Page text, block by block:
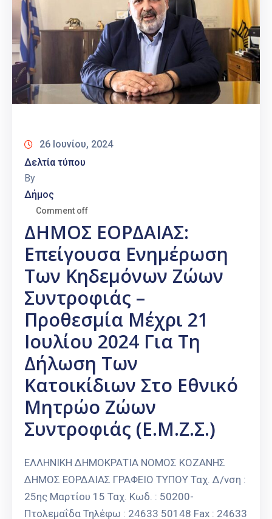
26 Ιουνίου, 2024
Δελτία τύπου
By
Δήμος
Comment off
ΔΗΜΟΣ ΕΟΡΔΑΙΑΣ:
Επείγουσα Ενημέρωση
Των Κηδεμόνων Ζώων
Συντροφιάς –
Προθεσμία Μέχρι 21
Ιουλίου 2024 Για Τη
Δήλωση Των
Κατοικίδιων Στο Εθνικό
Μητρώο Ζώων
Συντροφιάς (Ε.Μ.Ζ.Σ.)
ΕΛΛΗΝΙΚΗ ΔΗΜΟΚΡΑΤΙΑ ΝΟΜΟΣ ΚΟΖΑΝΗΣ
ΔΗΜΟΣ ΕΟΡΔΑΙΑΣ ΓΡΑΦΕΙΟ ΤΥΠΟΥ Ταχ. Δ/νση :
25ης Μαρτίου 15 Ταχ. Κωδ. : 50200-
Πτολεμαΐδα Τηλέφω : 24633 50148 Fax : 24633